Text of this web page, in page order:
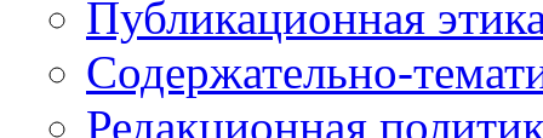
Публикационная
Содержательно-
Редакционная